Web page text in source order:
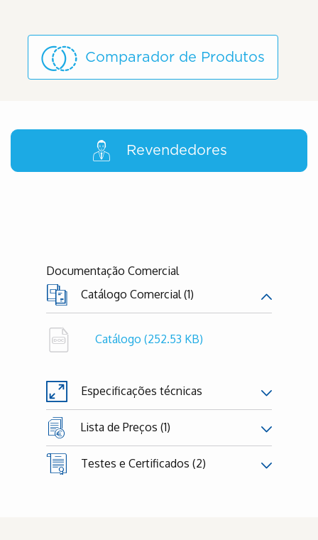
Comparador de Produtos
Revendedores
Documentação Comercial
Catálogo Comercial (1)
Catálogo (252.53 KB)
Especificações técnicas
Lista de Preços (1)
Testes e Certificados (2)